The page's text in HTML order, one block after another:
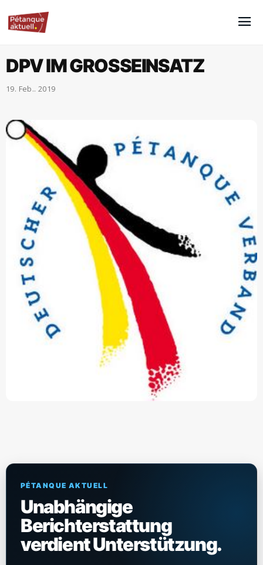
DPV IM GROSSEINSATZ
19. Feb.. 2019
PÉTANQUE AKTUELL
Unabhängige
Berichterstattung
verdient Unterstützung.